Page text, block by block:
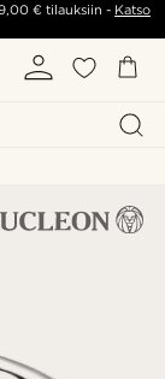
€tilauksiin - Katso